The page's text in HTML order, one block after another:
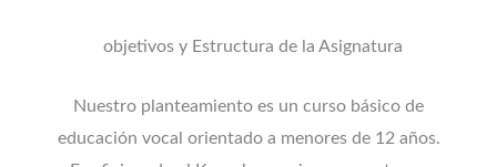
objetivos y Estructura de la Asignatura
Nuestro planteamiento es un curso básico de
educación vocal orientado a menores de 12 años.